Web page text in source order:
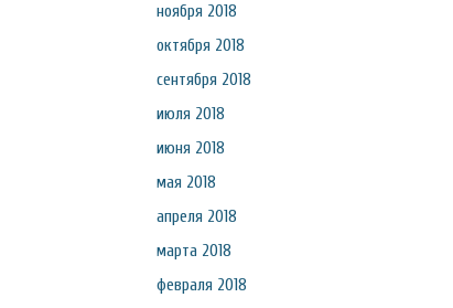
ноября 2018
октября 2018
сентября 2018
июля 2018
июня 2018
мая 2018
апреля 2018
марта 2018
февраля 2018